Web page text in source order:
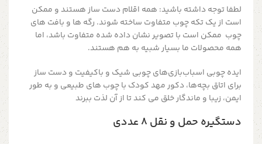
لطفا توجه داشته باشید: همه اقلام دست ساز هستند و ممکن
است از یک تکه چوب متفاوت ساخته شوند. رگه ها و بافت های
چوب ممکن است با تصویر نشان داده شده متفاوت باشد، اما
همه محصولات ما بسیار شبیه به هم هستند.
ایده چوبی اسباب‌بازی‌های چوبی شیک و باکیفیت و دست ساز
برای اتاق بچه‌ها، دکور مهد کودک با چوب های طبیعی و به طور
ایمن، زیبا و ماندگارخلق می کند تا از آن لذت ببرند
دستگیره حمل و نقل ۸ عددی